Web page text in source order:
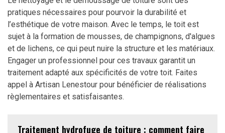
pratiques nécessaires pour pourvoir la durabilité et
l’esthétique de votre maison. Avec le temps, le toit est
sujet à la formation de mousses, de champignons, d'algues
et de lichens, ce qui peut nuire la structure et les matériaux.
Engager un professionnel pour ces travaux garantit un
traitement adapté aux spécificités de votre toit. Faites
appel à Artisan Lenestour pour bénéficier de réalisations
règlementaires et satisfaisantes.
Traitement hydrofuge de toiture : comment faire